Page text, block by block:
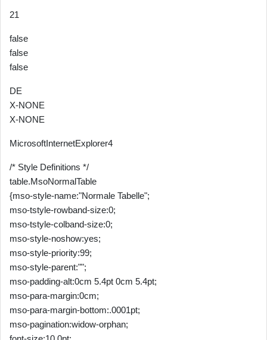
21
false
false
false
DE
X-NONE
X-NONE
MicrosoftInternetExplorer4
/* Style Definitions */
table.MsoNormalTable
{mso-style-name:"Normale Tabelle";
mso-tstyle-rowband-size:0;
mso-tstyle-colband-size:0;
mso-style-noshow:yes;
mso-style-priority:99;
mso-style-parent:"";
mso-padding-alt:0cm 5.4pt 0cm 5.4pt;
mso-para-margin:0cm;
mso-para-margin-bottom:.0001pt;
mso-pagination:widow-orphan;